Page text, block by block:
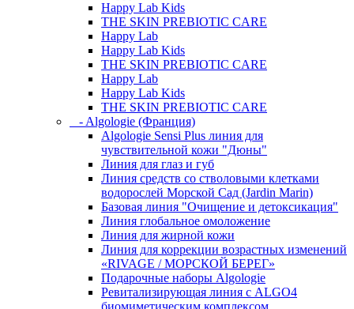
Happy Lab Kids
THE SKIN PREBIOTIC CARE
Happy Lab
Happy Lab Kids
THE SKIN PREBIOTIC CARE
Happy Lab
Happy Lab Kids
THE SKIN PREBIOTIC CARE
- Algologie (Франция)
Algologie Sensi Plus линия для
чувcтвительной кожи "Дюны"
Линия для глаз и губ
Линия средств со стволовыми клетками
водорослей Морской Сад (Jardin Marin)
Базовая линия "Очищение и детоксикация"
Линия глобальное омоложение
Линия для жирной кожи
Линия для коррекции возрастных изменений
«RIVAGE / МОРСКОЙ БЕРЕГ»
Подарочные наборы Algologie
Ревитализирующая линия с ALGO4
биомиметическим комплексом